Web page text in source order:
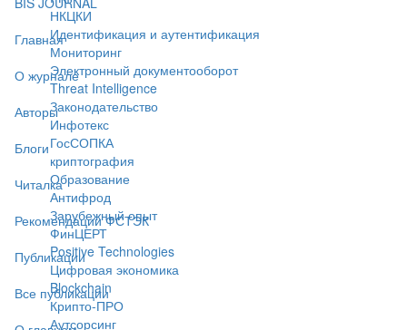
Главная
О журнале
Авторы
Блоги
Читалка
Рекомендации ФСТЭК
Публикации
Все публикации
НКЦКИ
Идентификация и аутентификация
Мониторинг
Электронный документооборот
Threat Intelligence
Законодательство
Инфотекс
ГосСОПКА
криптография
Образование
Антифрод
Зарубежный опыт
ФинЦЕРТ
Positive Technologies
Цифровая экономика
Blockchain
Крипто-ПРО
Аутсорсинг